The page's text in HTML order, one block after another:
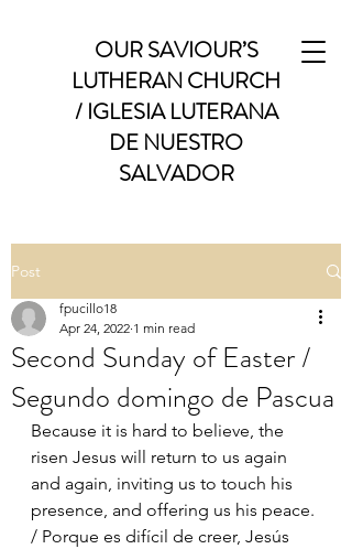
OUR SAVIOUR’S
LUTHERAN CHURCH
/ IGLESIA LUTERANA
DE NUESTRO
SALVADOR
Post
Second Sunday of Easter /
Segundo domingo de Pascua
fpucillo18
Apr 24, 2022 1 min read
Because it is hard to believe, the
risen Jesus will return to us again
and again, inviting us to touch his
presence, and offering us his peace.
/ Porque es difícil de creer, Jesús